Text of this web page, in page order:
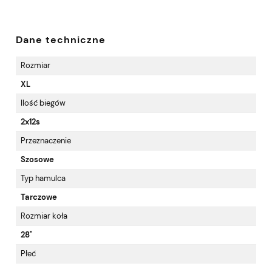
Dane techniczne
Rozmiar
XL
Ilość biegów
2x12s
Przeznaczenie
Szosowe
Typ hamulca
Tarczowe
Rozmiar koła
28"
Płeć